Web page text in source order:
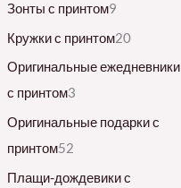
Зонты с принтом9
Кружки с принтом20
Оригинальные ежедневники
с принтом3
Оригинальные подарки с
принтом52
Плащи-дождевики с